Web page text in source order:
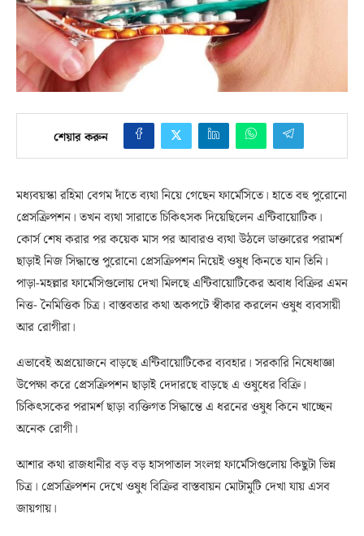
শেয়ার করুন
মধ্যবয়স্কা রহিমা বেগম দাঁতে ব্যথা নিয়ে গেছেন ফার্মেসিতে। হাতে বহু পুরোনো
প্রেসক্রিপশন। তখন ব্যথা সারাতে চিকিৎসক দিয়েছিলেন এন্টিবায়োটিক।
কোর্স শেষ করার পর কয়েক মাস পর আবারও ব্যথা উঠলে ডাক্তারের পরামর্শ
ছাড়াই নিজ সিদ্ধান্তে পুরোনো প্রেসক্রিপশন নিয়েই ওষুধ কিনতে যান তিনি।
পাড়া-মহল্লার ফার্মেসিগুলোয় দেখা মিলছে এন্টিবায়োটিকের অবাধ বিক্রির এমন
নিত্ত- নৈমিত্তিক চিত্র। বাস্তবতার কথা অকপটে স্বীকার করলেন ওষুধ ব্যবসায়ী
আর রোগীরা।
এভাবেই অপ্রয়োজনে বাড়ছে এন্টিবায়োটিকের ব্যবহার। সরকারি নিষেধাজ্ঞা
উপেক্ষা করে প্রেসক্রিপশন ছাড়াই দেদারছে বাড়ছে এ ওষুধের বিক্রি।
চিকিৎসকের পরামর্শ ছাড়া ব্যক্তিগত সিদ্ধান্তে এ ধরনের ওষুধ কিনে খাচ্ছেন
অনেক রোগী।
আশার কথা রাজধানীর বড় বড় হাসপাতাল সংলগ্ন ফার্মেসিগুলোয় কিছুটা ভিন্ন
চিত্র। প্রেসক্রিপশন দেখে ওষুধ বিক্রির বাস্তবায়ন মোটামুটি দেখা যায় এসব
জায়গায়।